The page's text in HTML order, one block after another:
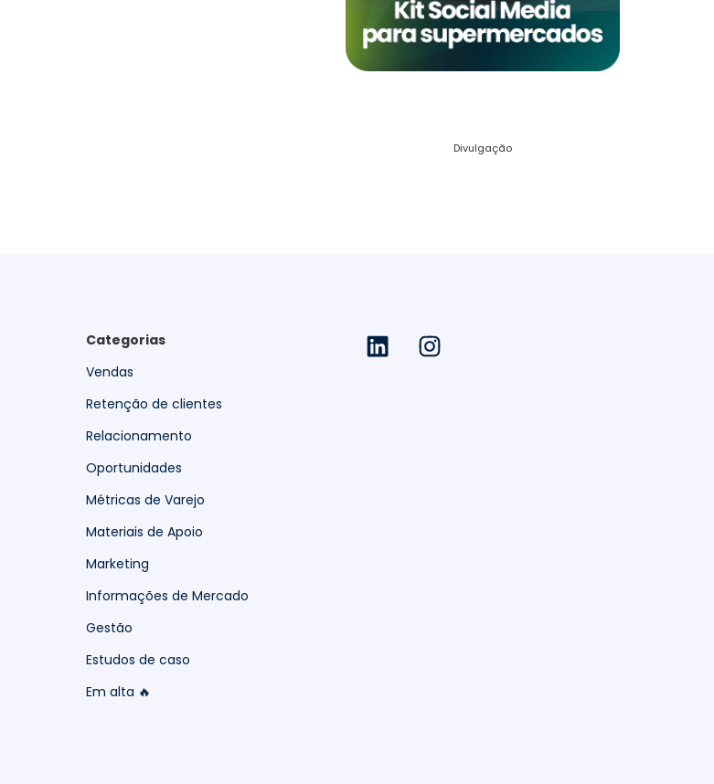
Divulgação
Categorias
Vendas
Retenção de clientes
Relacionamento
Oportunidades
Métricas de Varejo
Materiais de Apoio
Marketing
Informações de Mercado
Gestão
Estudos de caso
Em alta 🔥